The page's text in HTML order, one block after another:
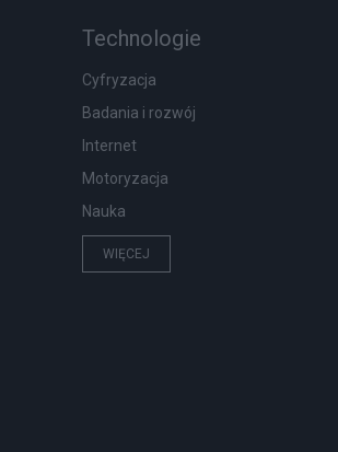
Technologie
Cyfryzacja
Badania i rozwój
Internet
Motoryzacja
Nauka
WIĘCEJ